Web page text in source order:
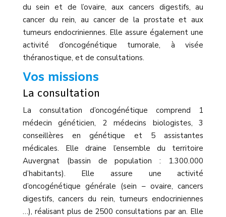
du sein et de l’ovaire, aux cancers digestifs, au
cancer du rein, au cancer de la prostate et aux
tumeurs endocriniennes. Elle assure également une
activité d’oncogénétique tumorale, à visée
théranostique, et de consultations.
Vos missions
La consultation
La consultation d’oncogénétique comprend 1
médecin généticien, 2 médecins biologistes, 3
conseillères en génétique et 5 assistantes
médicales. Elle draine l’ensemble du territoire
Auvergnat (bassin de population : 1.300.000
d’habitants). Elle assure une activité
d’oncogénétique générale (sein – ovaire, cancers
digestifs, cancers du rein, tumeurs endocriniennes
…), réalisant plus de 2500 consultations par an. Elle